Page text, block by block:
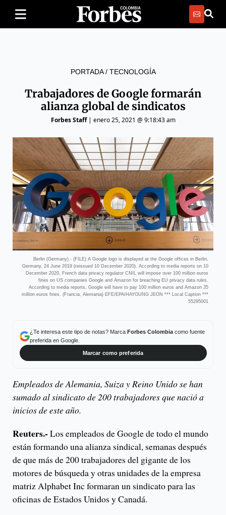
PORTADA/ TECNOLOGÍA
Trabajadores de Google formarán
alianza global de sindicatos
Forbes Staff| enero 25, 2021 @ 9:18:43 am
Berlin (Germany).- (FILE) A Google logo is displayed at the Google offices in Berlin,
Germany, 24 June 2019 (reissued 10 December 2020). According to media reports on 10
December 2020, French data privacy regulator CNIL will impose over 100 million euros
fines on US companies Google and Amazon for breaching EU privacy data rules.
According to media reports, Google will have to pay 100 million euros and Amazon 35
million euros fines. (Francia, Alemania) EFE/EPA/HAYOUNG JEON *** Local Caption ***
55295001
¿Te interesa este tipo de notas? Marca Forbes Colombiacomo fuente
preferida en Google.
Marcar como preferida
Empleados de Alemania, Suiza y Reino Unido se han
sumado al sindicato de 200 trabajadores que nació a
inicios de este año.
Reuters.- Los empleados de Google de todo el mundo
están formando una alianza sindical, semanas después
de que más de 200 trabajadores del gigante de los
motores de búsqueda y otras unidades de la empresa
matriz Alphabet Inc formaran un sindicato para las
oficinas de Estados Unidos y Canadá.